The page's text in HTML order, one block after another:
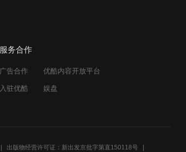
服务合作
广告合作 优酷内容开放平台
入驻优酷 娱盘
出版物经营许可证：新出发京批字第直150118号